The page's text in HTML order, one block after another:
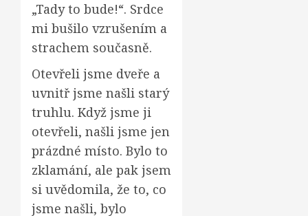
„Tady to bude!“. Srdce
mi bušilo vzrušením a
strachem současně.
Otevřeli jsme dveře a
uvnitř jsme našli starý
truhlu. Když jsme ji
otevřeli, našli jsme jen
prázdné místo. Bylo to
zklamání, ale pak jsem
si uvědomila, že to, co
jsme našli, bylo